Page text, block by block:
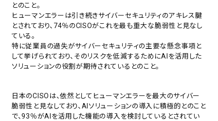
とのこと。
ヒューマンエラーは引き続きサイバーセキュリティのアキレス腱
とされており、74％のCISOがこれを最も重大な脆弱性と見なし
ている。
特に従業員の過失がサイバーセキュリティの主要な懸念事項と
して挙げられており、そのリスクを低減するためにAIを活用した
ソリューションの役割が期待されているとのこと。
日本のCISOは、依然としてヒューマンエラーを最大のサイバー
脆弱性と見なしており、AIソリューションの導入に積極的とのこと
で、93％がAIを活用した機能の導入を検討しているとされてい